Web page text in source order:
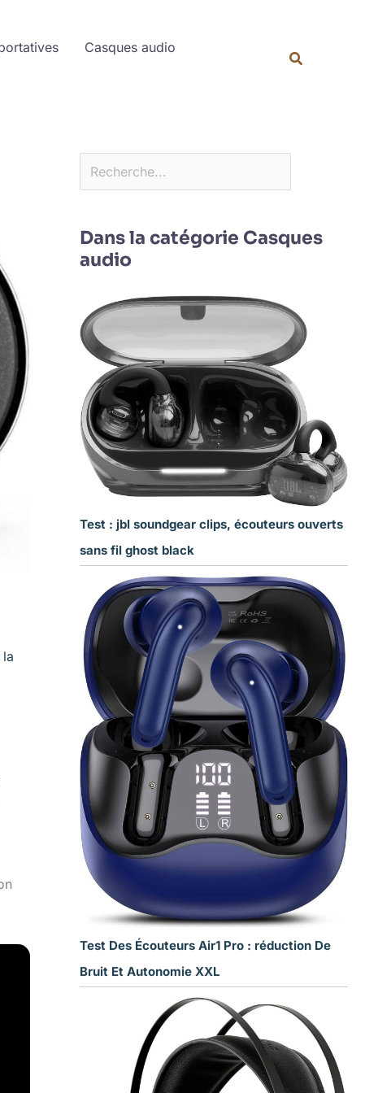
Casques audio
Dans la catégorie Casques
audio
Test : jbl soundgear clips, écouteurs ouverts
sans fil ghost black
Test Des Écouteurs Air1 Pro : réduction De
Bruit Et Autonomie XXL